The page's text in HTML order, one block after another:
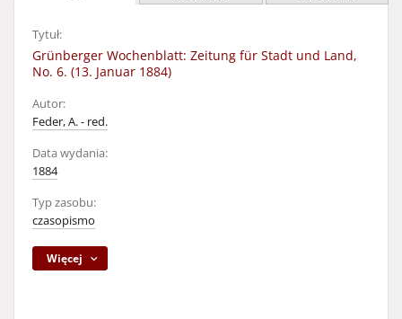
Tytuł:
Grünberger Wochenblatt: Zeitung für Stadt und Land,
No. 6. (13. Januar 1884)
Autor:
Feder, A. - red.
Data wydania:
1884
Typ zasobu:
czasopismo
Więcej